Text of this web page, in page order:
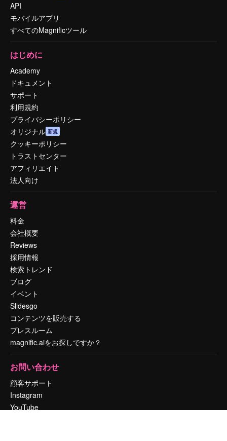
API
モバイルアプリ
すべてのMagnificツール
はじめに
Academy
ドキュメント
サポート
利用規約
プライバシーポリシー
オリジナル 新規
クッキーポリシー
トラストセンター
アフィリエイト
法人向け
運営
料金
会社概要
Reviews
採用情報
検索トレンド
ブログ
イベント
Slidesgo
コンテンツを販売する
プレスルーム
magnific.aiをお探しですか？
お問い合わせ
顧客サポート
Instagram
YouTube